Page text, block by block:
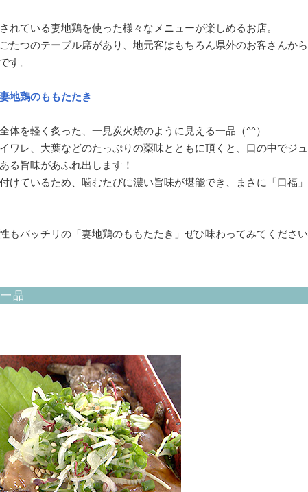
れている妻地鶏を使った様々なメニューが楽しめるお店。
たつのテーブル席があり、地元客はもちろん県外のお客さんから
す。
妻地鶏のももたたき
体を軽く炙った、一見炭火焼のように見える一品（^^）
ワレ、大葉などのたっぷりの薬味とともに頂くと、口の中でジュ
る旨味があふれ出します！
けているため、噛むたびに濃い旨味が堪能でき、まさに「口福」
もバッチリの「妻地鶏のももたたき」ぜひ味わってみてください
品